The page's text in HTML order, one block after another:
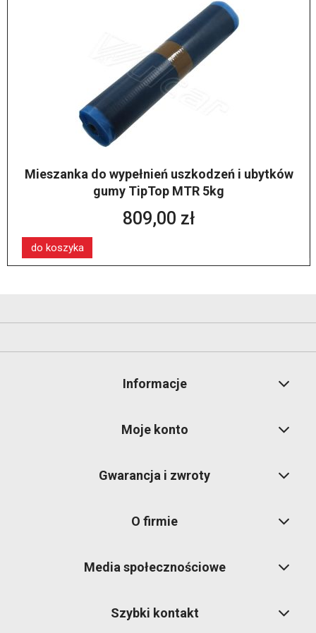
Mieszanka do wypełnień uszkodzeń i ubytków
gumy TipTop MTR 5kg
809,00 zł
do koszyka
Informacje
Moje konto
Gwarancja i zwroty
O firmie
Media społecznościowe
Szybki kontakt